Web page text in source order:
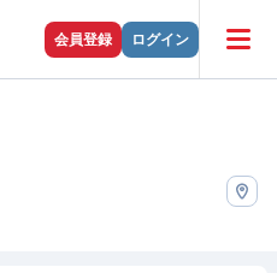
会員登録 ログイン